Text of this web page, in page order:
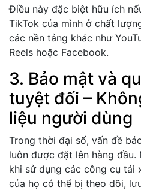
Điều này đặc biệt hữu ích
TikTok của mình ở chất
các nền tảng khác như
Reels hoặc Facebook.
3. Bảo mật và
tuyệt đối –
liệu người dùng
Trong thời đại số, vấn đề
luôn được đặt lên hàng đầu.
khi sử dụng các công cụ tải
của họ có thể bị theo dõi,